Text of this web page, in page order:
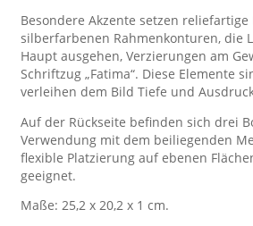
Besondere Akzente setzen
silberfarbenen Rahmenkonturen, die
Haupt ausgehen, Verzierungen am
Schriftzug „Fatima“. Diese Elemente
verleihen dem Bild Tiefe und
Auf der Rückseite befinden sich drei
Verwendung mit dem beiliegenden
flexible Platzierung auf ebenen
geeignet.
Maße: 25,2 x 20,2 x 1 cm.